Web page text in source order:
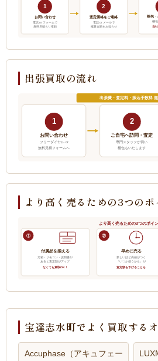
1
お問い合わせ
電話 or フォームで
無料見積もり依頼
2
査定価格をご連絡
電話 or メールで
概算金額をお知らせ
梱包・
梱
当
出張買取の流れ
出張費・査定料・振込手数料
1
お問い合わせ
フリーダイヤル or
無料見積フォームへ
2
ご自宅へ訪問・査定
専門スタッフが伺い
梱包もいたします
より高く売るための3つのポ
より高く売るための3つのポイ
①
付属品を揃える
元箱・リモコン・説明書が
あると査定額がアップ
なくても買取OK！
②
早めに売る
新しいほど高値がつく
「いつか使うかも」が
査定額を下げることも
宝達志水町でよく買取する
Accuphase（アキュフェー